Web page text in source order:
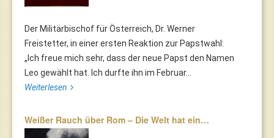
Der Militärbischof für Österreich, Dr. Werner
Freistetter, in einer ersten Reaktion zur Papstwahl:
„Ich freue mich sehr, dass der neue Papst den Namen
Leo gewählt hat. Ich durfte ihn im Februar...
Weiterlesen
Weißer Rauch über Rom – Die Welt hat ein…